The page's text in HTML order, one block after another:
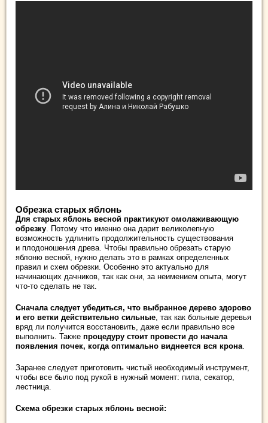
Обрезка старых яблонь
Для старых яблонь весной практикуют омолаживающую
обрезку. Потому что именно она дарит великолепную
возможность удлинить продолжительность существования
и плодоношения древа. Чтобы правильно обрезать старую
яблоню весной, нужно делать это в рамках определенных
правил и схем обрезки. Особенно это актуально для
начинающих дачников, так как они, за неимением опыта, могут
что-то сделать не так.
Сначала следует убедиться, что выбранное дерево здорово
и его ветки действительно сильные, так как больные деревья
вряд ли получится восстановить, даже если правильно все
выполнить. Также процедуру стоит провести до начала
появления почек, когда оптимально виднеется вся крона.
Заранее следует приготовить чистый необходимый инструмент,
чтобы все было под рукой в нужный момент: пила, секатор,
лестница.
Схема обрезки старых яблонь весной: